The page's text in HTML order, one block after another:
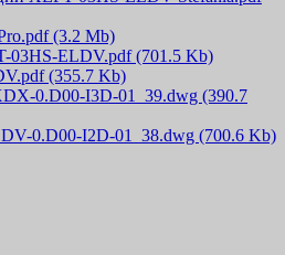
(3.2 Mb)
03HS-ELDV.pdf(701.5 Kb)
(355.7 Kb)
0.D00-I3D-01_39.dwg (390.7
0.D00-I2D-01_38.dwg (700.6 Kb)